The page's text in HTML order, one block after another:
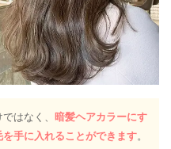
はなく、
暗髪ヘアカラーにす
手に入れることができます。